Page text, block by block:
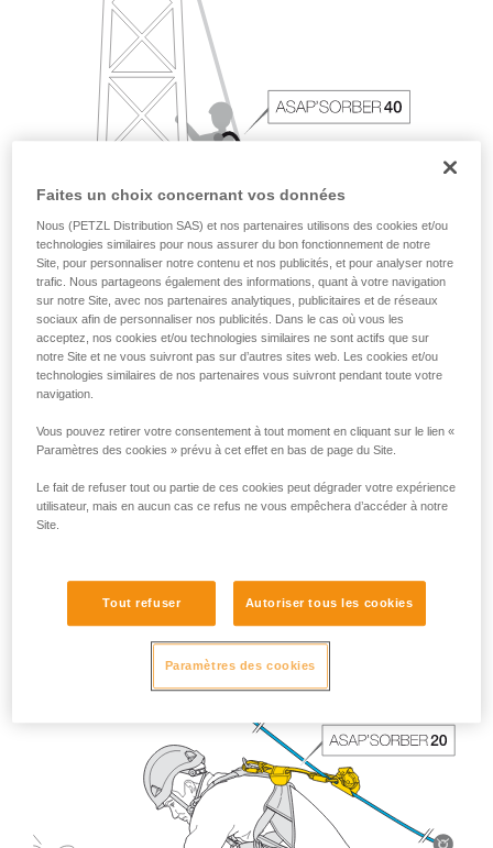
La longueur de l’ASAP’SORBER 40 offre au travailleur plus
Faites un choix concernant vos données
Nous (PETZL Distribution SAS) et nos partenaires utilisons des cookies et/ou
technologies similaires pour nous assurer du bon fonctionnement de notre
Site, pour personnaliser notre contenu et nos publicités, et pour analyser notre
trafic. Nous partageons également des informations, quant à votre navigation
sur notre Site, avec nos partenaires analytiques, publicitaires et de réseaux
sociaux afin de personnaliser nos publicités. Dans le cas où vous les
acceptez, nos cookies et/ou technologies similaires ne sont actifs que sur
notre Site et ne vous suivront pas sur d’autres sites web. Les cookies et/ou
technologies similaires de nos partenaires vous suivront pendant toute votre
navigation.
Vous pouvez retirer votre consentement à tout moment en cliquant sur le lien «
Paramètres des cookies » prévu à cet effet en bas de page du Site.
Le fait de refuser tout ou partie de ces cookies peut dégrader votre expérience
utilisateur, mais en aucun cas ce refus ne vous empêchera d’accéder à notre
Site.
Tout refuser Autoriser tous les cookies
Paramètres des cookies